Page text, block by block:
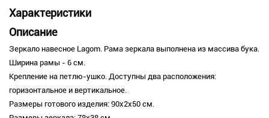
Характеристики
Описание
Зеркало навесное Lagom. Рама зеркала выполнена из массива бука.
Ширина рамы - 6 см.
Крепление на петлю-ушко. Доступны два расположения:
горизонтальное и вертикальное.
Размеры готового изделия: 90х2х50 см.